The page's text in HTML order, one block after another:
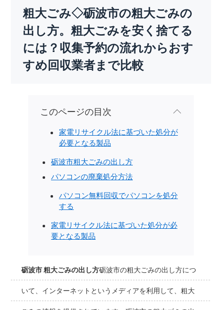
粗大ごみ◇砺波市の粗大ごみの
出し方。粗大ごみを安く捨てる
には？収集予約の流れからおす
すめ回収業者まで比較
このページの目次
家電リサイクル法に基づいた処分が
必要となる製品
砺波市粗大ごみの出し方
パソコンの廃棄処分方法
パソコン無料回収でパソコンを処分
する
家電リサイクル法に基づいた処分が必
要となる製品
砺波市 粗大ごみの出し方砺波市の粗大ごみの出し方につ
いて、インターネットというメディアを利用して、粗大